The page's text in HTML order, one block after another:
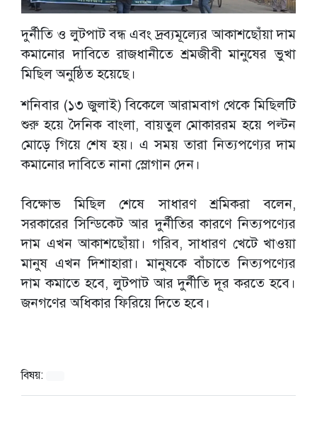
দুর্নীতি ও লুটপাট বন্ধ এবং দ্রব্যমূল্যের আকাশছোঁয়া দাম
কমানোর দাবিতে রাজধানীতে শ্রমজীবী মানুষের ভুখা
মিছিল অনুষ্ঠিত হয়েছে।
শনিবার (১৩ জুলাই) বিকেলে আরামবাগ থেকে মিছিলটি
শুরু হয়ে দৈনিক বাংলা, বায়তুল মোকাররম হয়ে পল্টন
মোড়ে গিয়ে শেষ হয়। এ সময় তারা নিত্যপণ্যের দাম
কমানোর দাবিতে নানা স্লোগান দেন।
বিক্ষোভ মিছিল শেষে সাধারণ শ্রমিকরা বলেন,
সরকারের সিন্ডিকেট আর দুর্নীতির কারণে নিত্যপণ্যের
দাম এখন আকাশছোঁয়া। গরিব, সাধারণ খেটে খাওয়া
মানুষ এখন দিশাহারা। মানুষকে বাঁচাতে নিত্যপণ্যের
দাম কমাতে হবে, লুটপাট আর দুর্নীতি দূর করতে হবে।
জনগণের অধিকার ফিরিয়ে দিতে হবে।
বিষয়: